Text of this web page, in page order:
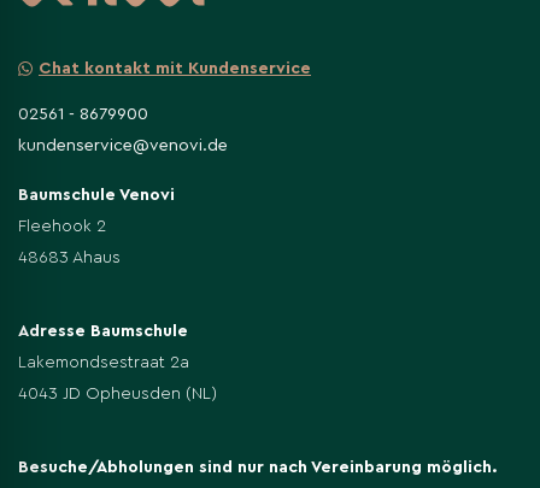
Chat kontakt mit Kundenservice
02561 - 8679900
kundenservice@venovi.de
Baumschule Venovi
Fleehook 2
48683 Ahaus
Adresse Baumschule
Lakemondsestraat 2a
4043 JD Opheusden (NL)
Besuche/Abholungen sind nur nach Vereinbarung möglich.